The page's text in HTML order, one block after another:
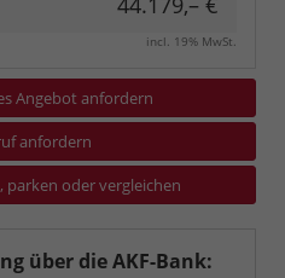
incl. 19% MwSt.
Angebot anfordern
anfordern
parken oder vergleichen
über die AKF-Bank: